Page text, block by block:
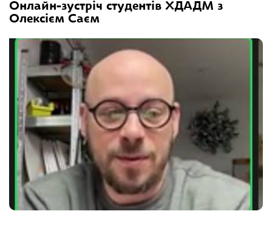
Онлайн-зустріч студентів ХДАДМ з
Олексієм Саєм